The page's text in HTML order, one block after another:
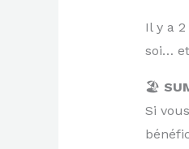
Il y a
soi…
🏖️
Si